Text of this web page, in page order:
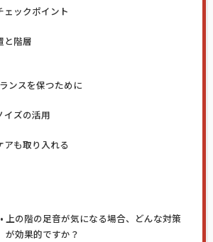
ェックポイント
と階層
ンスを保つために
イズの活用
アも取り入れる
上の階の足音が気になる場合、どんな対策
が効果的ですか？